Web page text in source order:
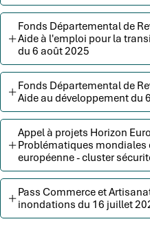
Fonds Départemental de
Aide à l'emploi pour la
du 6 août 2025
Fonds Départemental de
Aide au développement du
Appel à projets Horizon
Problématiques
européenne - cluster
Pass Commerce et
inondations du 16 juillet